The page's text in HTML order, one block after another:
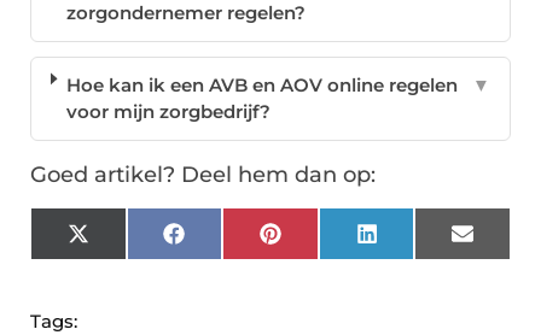
zorgondernemer regelen?
Hoe kan ik een AVB en AOV online regelen
voor mijn zorgbedrijf?
▼
Goed artikel? Deel hem dan op:
X
(Twitter)
FacebookPinterest LinkedIn Email
Tags: